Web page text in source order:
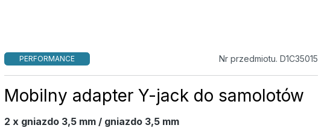
PERFORMANCE Nr przedmiotu. D1C35015
Mobilny adapter Y-jack do samolotów
2 x gniazdo 3,5 mm / gniazdo 3,5 mm